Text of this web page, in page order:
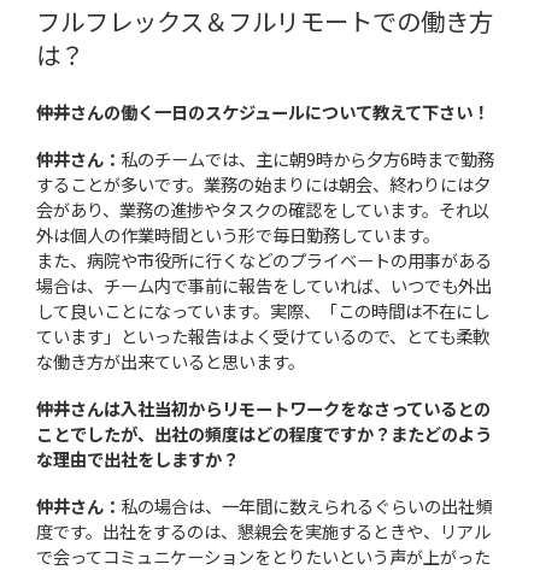
フルフレックス＆フルリモートでの働き方
は？
――仲井さんの働く一日のスケジュールについて教えて下さい！
仲井さん： 私のチームでは、主に朝9時から夕方6時まで勤務
することが多いです。業務の始まりには朝会、終わりには夕
会があり、業務の進捗やタスクの確認をしています。それ以
外は個人の作業時間という形で毎日勤務しています。
また、病院や市役所に行くなどのプライベートの用事がある
場合は、チーム内で事前に報告をしていれば、いつでも外出
して良いことになっています。実際、「この時間は不在にし
ています」といった報告はよく受けているので、とても柔軟
な働き方が出来ていると思います。
――仲井さんは入社当初からリモートワークをなさっているとの
ことでしたが、出社の頻度はどの程度ですか？またどのよう
な理由で出社をしますか？
仲井さん： 私の場合は、一年間に数えられるぐらいの出社頻
度です。出社をするのは、懇親会を実施するときや、リアル
で会ってコミュニケーションをとりたいという声が上がった